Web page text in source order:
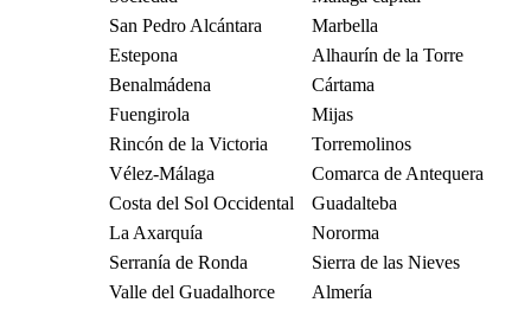
San Pedro Alcántara
Marbella
Estepona
Alhaurín de la Torre
Benalmádena
Cártama
Fuengirola
Mijas
Rincón de la Victoria
Torremolinos
Vélez-Málaga
Comarca de Antequera
Costa del Sol Occidental
Guadalteba
La Axarquía
Nororma
Serranía de Ronda
Sierra de las Nieves
Valle del Guadalhorce
Almería